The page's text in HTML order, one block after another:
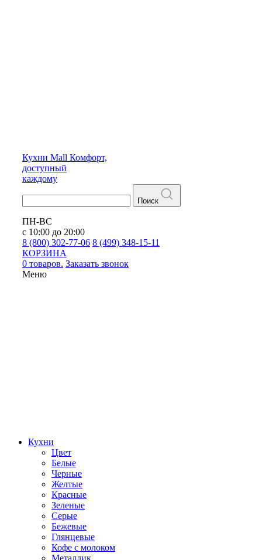
Кухни Mall Комфорт,
доступный
каждому
Поиск
ПН-ВС
с 10:00 до 20:00
8 (800) 302-77-06 8 (499) 348-15-11
КОРЗИНА
0 товаров. Заказать звонок
Меню
Кухни
Цвет
Белые
Черные
Желтые
Красные
Зеленые
Серые
Бежевые
Глянцевые
Кофе с молоком
Металлик